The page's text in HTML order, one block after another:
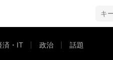
済・IT 政治 話題